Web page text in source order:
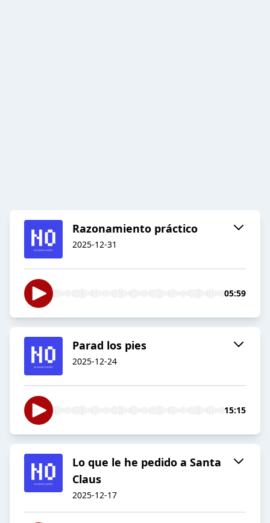
Razonamiento práctico
2025-12-31
05:59
Parad los pies
2025-12-24
15:15
Lo que le he pedido a Santa
Claus
2025-12-17